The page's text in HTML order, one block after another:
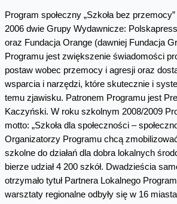
Program społeczny „Szkoła bez
2006 dwie Grupy Wydawnicze:
oraz Fundacja Orange (dawniej Fundacja
Programu jest zwiększenie świadomości
postaw wobec przemocy i agresji oraz
wsparcia i narzędzi, które skutecznie i
temu zjawisku. Patronem Programu jest
Kaczyński. W roku szkolnym 2008/2009
motto: „Szkoła dla społeczności –
Organizatorzy Programu chcą
szkolne do działań dla dobra lokalnych
bierze udział 4 200 szkół. Dwadzieścia
otrzymało tytuł Partnera Lokalnego
warsztaty regionalne odbyły się w 16